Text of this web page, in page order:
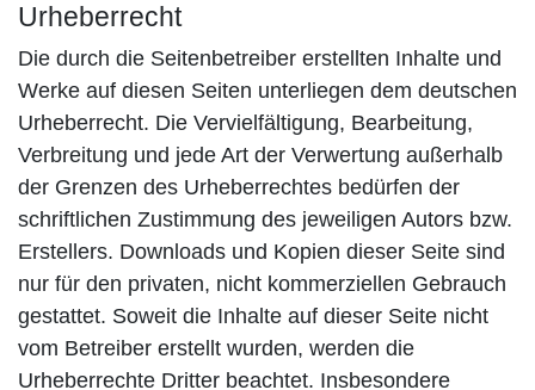
Urheberrecht
Die durch die Seitenbetreiber erstellten Inhalte und
Werke auf diesen Seiten unterliegen dem deutschen
Urheberrecht. Die Vervielfältigung, Bearbeitung,
Verbreitung und jede Art der Verwertung außerhalb
der Grenzen des Urheberrechtes bedürfen der
schriftlichen Zustimmung des jeweiligen Autors bzw.
Erstellers. Downloads und Kopien dieser Seite sind
nur für den privaten, nicht kommerziellen Gebrauch
gestattet. Soweit die Inhalte auf dieser Seite nicht
vom Betreiber erstellt wurden, werden die
Urheberrechte Dritter beachtet. Insbesondere